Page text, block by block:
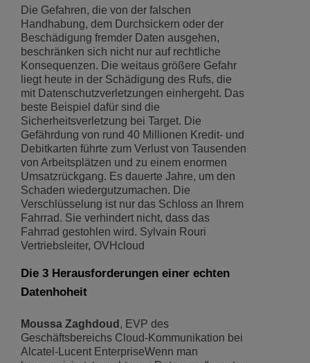
Die Gefahren, die von der falschen
Handhabung, dem Durchsickern oder der
Beschädigung fremder Daten ausgehen,
beschränken sich nicht nur auf rechtliche
Konsequenzen. Die weitaus größere Gefahr
liegt heute in der Schädigung des Rufs, die
mit Datenschutzverletzungen einhergeht. Das
beste Beispiel dafür sind die
Sicherheitsverletzung bei Target. Die
Gefährdung von rund 40 Millionen Kredit- und
Debitkarten führte zum Verlust von Tausenden
von Arbeitsplätzen und zu einem enormen
Umsatzrückgang. Es dauerte Jahre, um den
Schaden wiedergutzumachen. Die
Verschlüsselung ist nur das Schloss an Ihrem
Fahrrad. Sie verhindert nicht, dass das
Fahrrad gestohlen wird. Sylvain Rouri
Vertriebsleiter, OVHcloud
Die 3 Herausforderungen einer echten
Datenhoheit
Moussa Zaghdoud , EVP des
Geschäftsbereichs Cloud-Kommunikation bei
Alcatel-Lucent EnterpriseWenn man